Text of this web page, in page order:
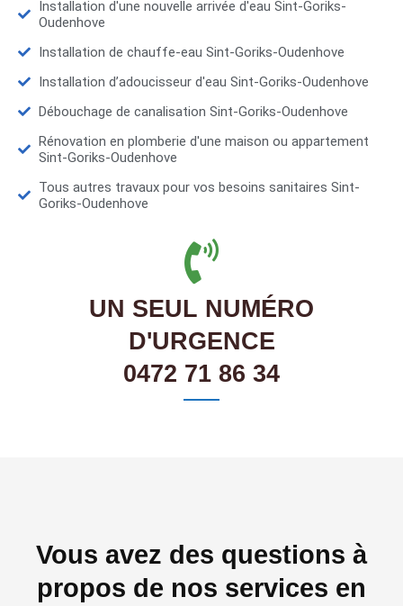
Installation d'une nouvelle arrivée d'eau Sint-Goriks-
Oudenhove
Installation de chauffe-eau Sint-Goriks-Oudenhove
Installation d’adoucisseur d'eau Sint-Goriks-Oudenhove
Débouchage de canalisation Sint-Goriks-Oudenhove
Rénovation en plomberie d'une maison ou appartement
Sint-Goriks-Oudenhove
Tous autres travaux pour vos besoins sanitaires Sint-
Goriks-Oudenhove
UN SEUL NUMÉRO
D'URGENCE
0472 71 86 34
Vous avez des questions à
propos de nos services en